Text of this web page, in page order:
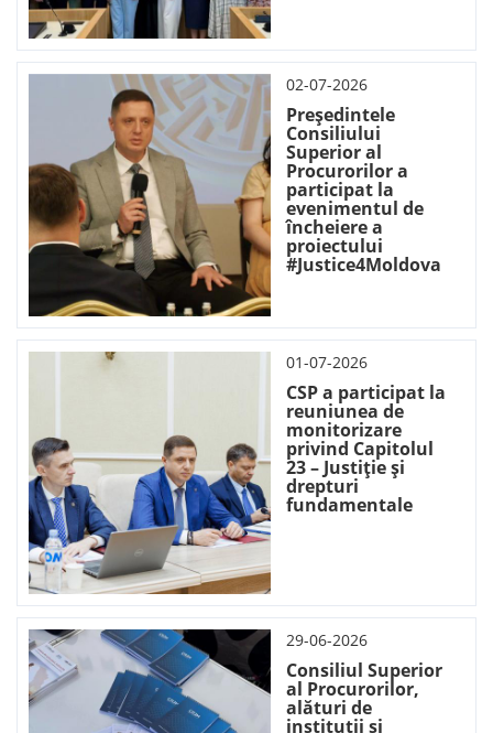
02-07-2026
Președintele
Consiliului
Superior al
Procurorilor a
participat la
evenimentul de
încheiere a
proiectului
#Justice4Moldova
01-07-2026
CSP a participat la
reuniunea de
monitorizare
privind Capitolul
23 – Justiție și
drepturi
fundamentale
29-06-2026
Consiliul Superior
al Procurorilor,
alături de
instituții și